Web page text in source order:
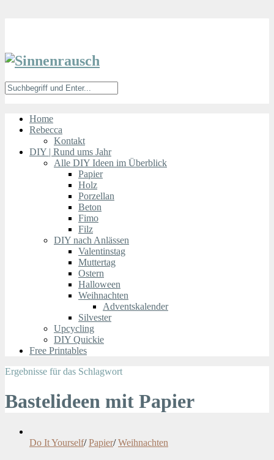
Home
Rebecca
Kontakt
DIY | Rund ums Jahr
Alle DIY Ideen im Überblick
Papier
Holz
Porzellan
Beton
Fimo
Filz
DIY nach Anlässen
Valentinstag
Muttertag
Ostern
Halloween
Weihnachten
Adventskalender
Silvester
Upcycling
DIY Quickie
Free Printables
Ergebnisse für das Schlagwort
Bastelideen mit Papier
Do It Yourself/ Papier/ Weihnachten